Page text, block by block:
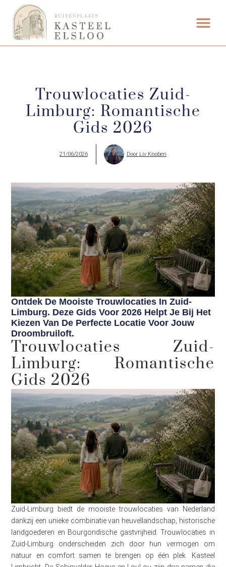
Trouwlocaties Zuid-
Limburg: Romantische
Gids 2026
21/06/2026 Door Liv Knoben
Ontdek De Mooiste Trouwlocaties In Zuid-
Limburg. Deze Gids Voor 2026 Helpt Je Bij Het
Kiezen Van De Perfecte Locatie Voor Jouw
Droombruiloft.
Trouwlocaties Zuid-
Limburg: Romantische
Gids 2026
Zuid-Limburg biedt de mooiste trouwlocaties van Nederland
dankzij een unieke combinatie van heuvellandschap, historische
landgoederen en Bourgondische gastvrijheid. Trouwlocaties in
Zuid-Limburg onderscheiden zich door hun vermogen om
natuur en comfort samen te brengen op één plek. Kasteel